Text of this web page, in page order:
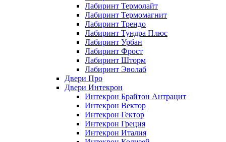
Лабиринт Термолайт
Лабиринт Термомагнит
Лабиринт Трендо
Лабиринт Тундра Плюс
Лабиринт Урбан
Лабиринт Фрост
Лабиринт Шторм
Лабиринт Эволаб
Двери Про
Двери Интекрон
Интекрон Брайтон Антрацит
Интекрон Вектор
Интекрон Гектор
Интекрон Греция
Интекрон Италия